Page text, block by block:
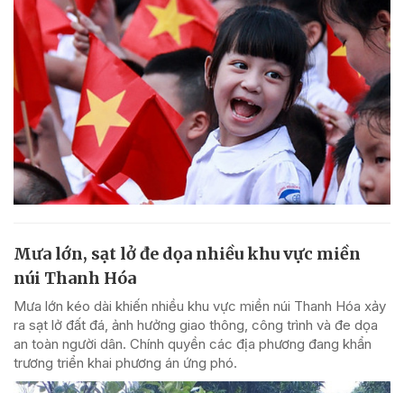
Mưa lớn, sạt lở đe dọa nhiều khu vực miền
núi Thanh Hóa
Mưa lớn kéo dài khiến nhiều khu vực miền núi Thanh Hóa xảy
ra sạt lở đất đá, ảnh hưởng giao thông, công trình và đe dọa
an toàn người dân. Chính quyền các địa phương đang khẩn
trương triển khai phương án ứng phó.